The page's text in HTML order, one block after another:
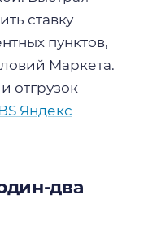
ставку
пунктов,
Маркета.
отгрузок
Яндекс
два